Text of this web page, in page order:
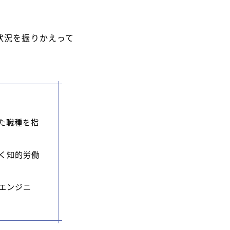
を振りかえって
職種を指
知的労働
ンジニ